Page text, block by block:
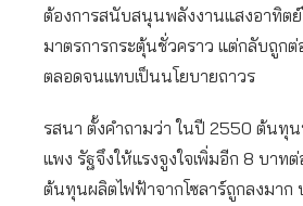
ต้องการสนับสนุนพลังงานแสงอาทิต
มาตรการกระตุ้นชั่วคราว แต่กลับถูกต่
ตลอดจนแทบเป็นนโยบายถาวร
รสนา ตั้งคำถามว่า ในปี 2550 ต้นทุ
แพง รัฐจึงให้แรงจูงใจเพิ่มอีก 8 บา
ต้นทุนผลิตไฟฟ้าจากโซลาร์ถูกลงมาก